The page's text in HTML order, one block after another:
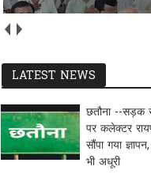
LATEST NEWS
छतौना --सड़क
पर कलेक्टर
सौंपा गया
भी अधूरी